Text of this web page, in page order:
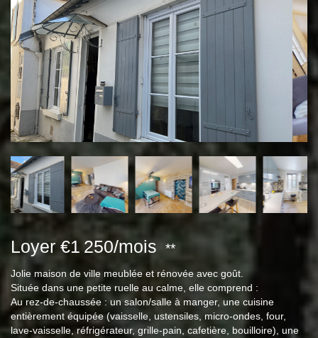
Loyer €1 250/mois **
Jolie maison de ville meublée et rénovée avec goût.
Située dans une petite ruelle au calme, elle comprend :
Au rez-de-chaussée : un salon/salle à manger, une cuisine
entièrement équipée (vaisselle, ustensiles, micro-ondes, four,
lave-vaisselle, réfrigérateur, grille-pain, cafetière, bouilloire), une